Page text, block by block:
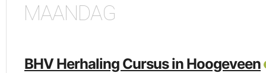
MAANDAG
BHV Herhaling Cursus in Hoogeveen